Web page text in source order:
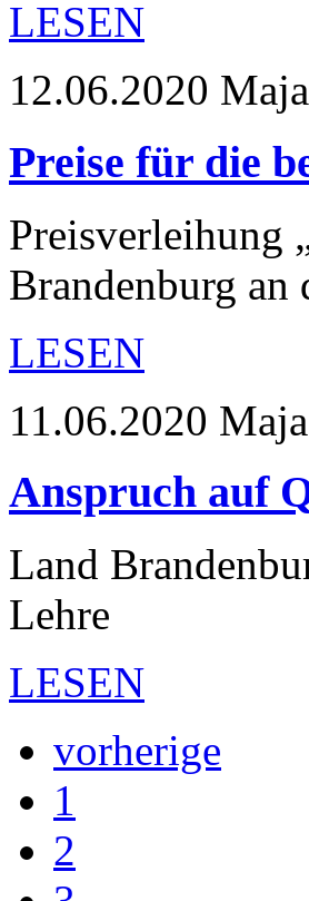
LESEN
12.06.2020
Preise für die
Preisverleihung
Brandenburg an
LESEN
11.06.2020
Anspruch auf
Land
Lehre
LESEN
vorherige
1
2